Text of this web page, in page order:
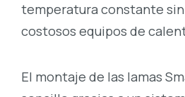
temperatura constante
costosos equipos de
El montaje de las lamas